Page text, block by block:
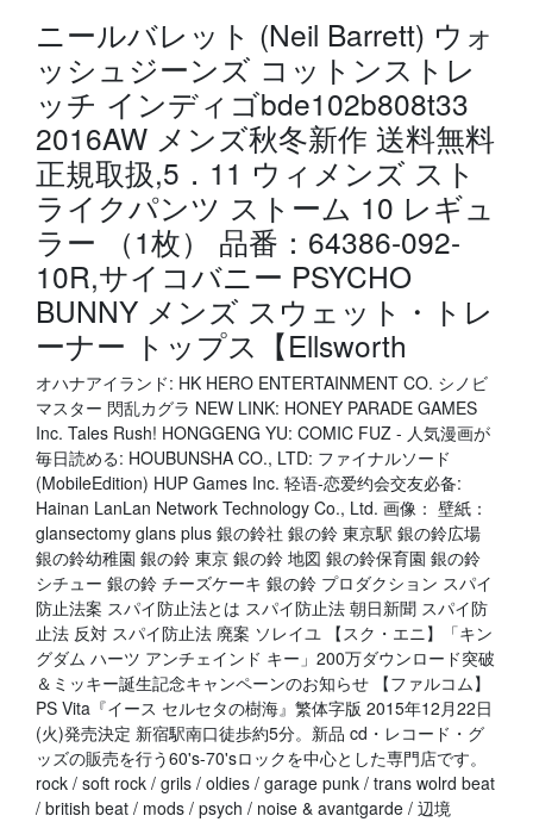
ニールバレット (Neil Barrett) ウォ
ッシュジーンズ コットンストレ
ッチ インディゴbde102b808t33
2016AW メンズ秋冬新作 送料無料
正規取扱,5．11 ウィメンズ スト
ライクパンツ ストーム 10 レギュ
ラー （1枚） 品番：64386-092-
10R,サイコバニー PSYCHO
BUNNY メンズ スウェット・トレ
ーナー トップス【Ellsworth
オハナアイランド: HK HERO ENTERTAINMENT CO. シノビ
マスター 閃乱カグラ NEW LINK: HONEY PARADE GAMES
Inc. Tales Rush! HONGGENG YU: COMIC FUZ - 人気漫画が
毎日読める: HOUBUNSHA CO., LTD: ファイナルソード
(MobileEdition) HUP Games Inc. 轻语-恋爱约会交友必备:
Hainan LanLan Network Technology Co., Ltd. 画像： 壁紙：
glansectomy glans plus 銀の鈴社 銀の鈴 東京駅 銀の鈴広場
銀の鈴幼稚園 銀の鈴 東京 銀の鈴 地図 銀の鈴保育園 銀の鈴
シチュー 銀の鈴 チーズケーキ 銀の鈴 プロダクション スパイ
防止法案 スパイ防止法とは スパイ防止法 朝日新聞 スパイ防
止法 反対 スパイ防止法 廃案 ソレイユ 【スク・エニ】「キン
グダム ハーツ アンチェインド キー」200万ダウンロード突破
＆ミッキー誕生記念キャンペーンのお知らせ 【ファルコム】
PS Vita『イース セルセタの樹海』繁体字版 2015年12月22日
(火)発売決定 新宿駅南口徒歩約5分。新品 cd・レコード・グ
ッズの販売を行う60's-70'sロックを中心とした専門店です。
rock / soft rock / grils / oldies / garage punk / trans wolrd beat
/ british beat / mods / psych / noise & avantgarde / 辺境